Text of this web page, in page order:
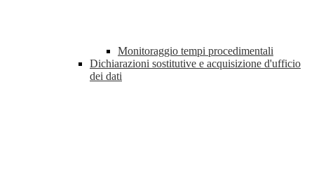
Monitoraggio tempi procedimentali
Dichiarazioni sostitutive e acquisizione d'ufficio
dei dati